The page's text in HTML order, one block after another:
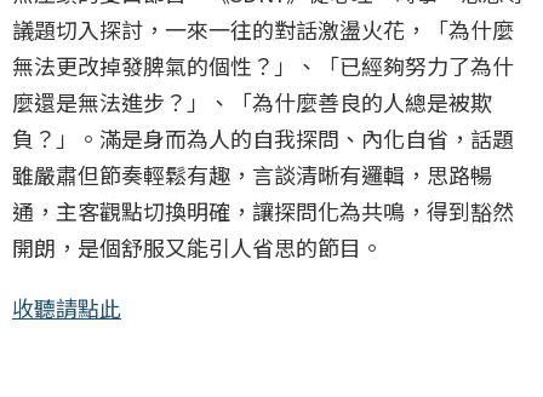
議題切入探討，一來一往的對話激盪火花，「為什麼
無法更改掉發脾氣的個性？」、「已經夠努力了為什
麼還是無法進步？」、「為什麼善良的人總是被欺
負？」。滿是身而為人的自我探問、內化自省，話題
雖嚴肅但節奏輕鬆有趣，言談清晰有邏輯，思路暢
通，主客觀點切換明確，讓探問化為共鳴，得到豁然
開朗，是個舒服又能引人省思的節目。
收聽請點此